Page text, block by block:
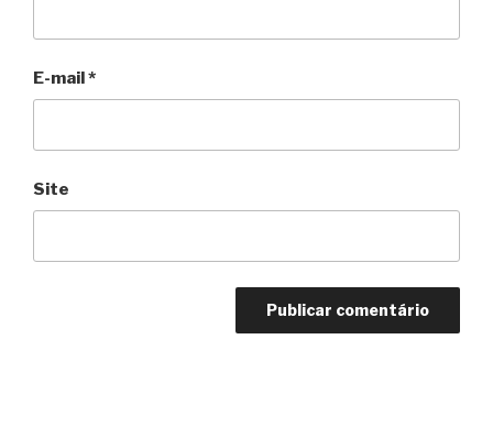
E-mail*
Site